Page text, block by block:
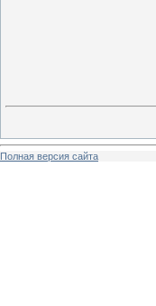
Полная версия сайта